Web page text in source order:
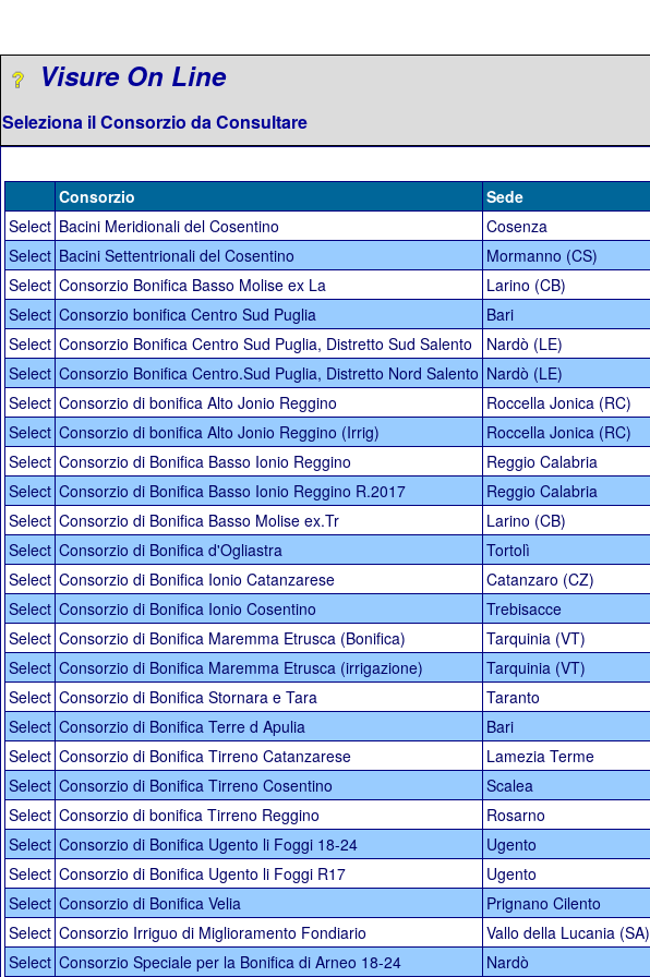
Visure On Line
Seleziona il Consorzio da Consultare
Consorzio Sede
Select Bacini Meridionali del Cosentino Cosenza
Select Bacini Settentrionali del Cosentino Mormanno (CS)
Select Consorzio Bonifica Basso Molise ex La Larino (CB)
Select Consorzio bonifica Centro Sud Puglia Bari
Select Consorzio Bonifica Centro Sud Puglia, Distretto Sud Salento Nardò (LE)
Select Consorzio Bonifica Centro.Sud Puglia, Distretto Nord Salento Nardò (LE)
Select Consorzio di bonifica Alto Jonio Reggino Roccella Jonica (RC)
Select Consorzio di bonifica Alto Jonio Reggino (Irrig) Roccella Jonica (RC)
Select Consorzio di Bonifica Basso Ionio Reggino Reggio Calabria
Select Consorzio di Bonifica Basso Ionio Reggino R.2017 Reggio Calabria
Select Consorzio di Bonifica Basso Molise ex.Tr Larino (CB)
Select Consorzio di Bonifica d'Ogliastra Tortolì
Select Consorzio di Bonifica Ionio Catanzarese Catanzaro (CZ)
Select Consorzio di Bonifica Ionio Cosentino Trebisacce
Select Consorzio di Bonifica Maremma Etrusca (Bonifica) Tarquinia (VT)
Select Consorzio di Bonifica Maremma Etrusca (irrigazione) Tarquinia (VT)
Select Consorzio di Bonifica Stornara e Tara Taranto
Select Consorzio di Bonifica Terre d Apulia Bari
Select Consorzio di Bonifica Tirreno Catanzarese Lamezia Terme
Select Consorzio di Bonifica Tirreno Cosentino Scalea
Select Consorzio di bonifica Tirreno Reggino Rosarno
Select Consorzio di Bonifica Ugento li Foggi 18-24 Ugento
Select Consorzio di Bonifica Ugento li Foggi R17 Ugento
Select Consorzio di Bonifica Velia Prignano Cilento
Select Consorzio Irriguo di Miglioramento Fondiario Vallo della Lucania (SA)
Select Consorzio Speciale per la Bonifica di Arneo 18-24 Nardò